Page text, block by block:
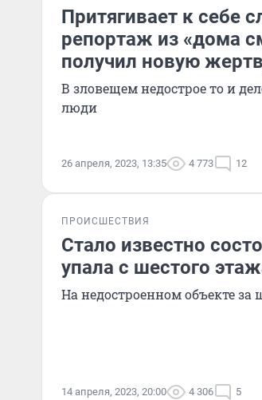
Притягивает к себе
репортаж из «дома
получил новую
В зловещем недострое то и
люди
26 апреля, 2023, 13:35 4 773 12
ПРОИСШЕСТВИЯ
Стало известно
упала с шестого
На недостроенном объекте за
14 апреля, 2023, 20:00 4 306 5